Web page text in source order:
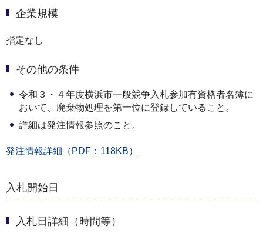
企業規模
指定なし
その他の条件
令和３・４年度横浜市一般競争入札参加有資格者名簿に
おいて、廃棄物処理を第一位に登録していること。
詳細は発注情報参照のこと。
発注情報詳細（PDF：118KB）
入札開始日
入札日詳細（時間等）